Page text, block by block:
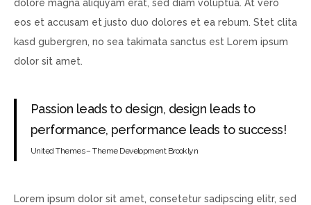
dolore magna aliquyam erat, sed diam voluptua. At vero
eos et accusam et justo duo dolores et ea rebum. Stet clita
kasd gubergren, no sea takimata sanctus est Lorem ipsum
dolor sit amet.
Passion leads to design, design leads to
performance, performance leads to success!
United Themes – Theme Development Brooklyn
Lorem ipsum dolor sit amet, consetetur sadipscing elitr, sed